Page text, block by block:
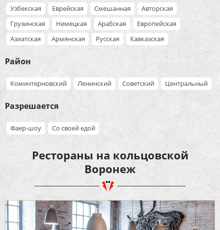
Узбекская Еврейская Смешанная
Авторская
Грузинская
Немецкая Арабская
Европейская
Азиатская
Армянская Русская Кавказская
Район
Коминтерновский Ленинский Советский Центральный
Разрешается
Фаер-шоу Со своей едой
Рестораны на кольцовской
Воронеж